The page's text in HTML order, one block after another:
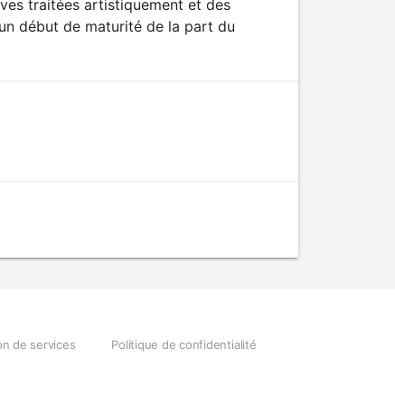
traitées artistiquement et des
début de maturité de la part du
de services Politique de confidentialité